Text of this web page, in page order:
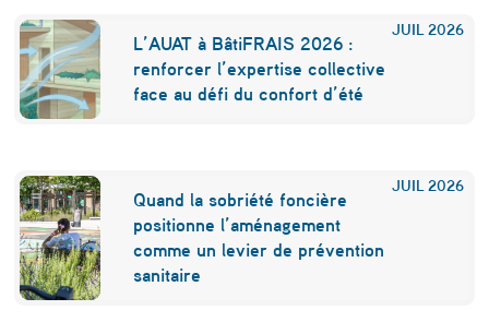
c
h
u
e
d
e
O
JUIL 2026
L’AUAT à BâtiFRAIS 2026 :
renforcer l’expertise collective
face au défi du confort d’été
JUIL 2026
Quand la sobriété foncière
positionne l’aménagement
comme un levier de prévention
sanitaire